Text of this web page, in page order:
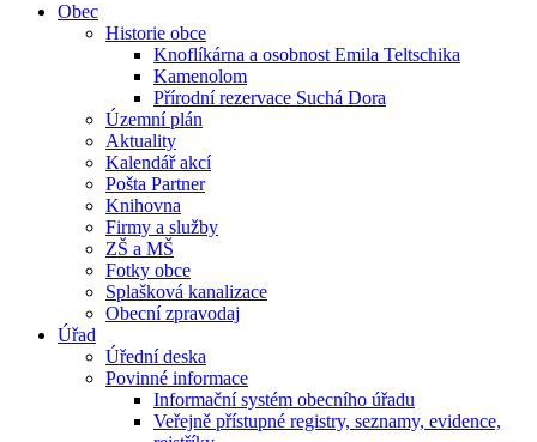
Obec
Historie obce
Knoflíkárna a osobnost Emila Teltschika
Kamenolom
Přírodní rezervace Suchá Dora
Územní plán
Aktuality
Kalendář akcí
Pošta Partner
Knihovna
Firmy a služby
ZŠ a MŠ
Fotky obce
Splašková kanalizace
Obecní zpravodaj
Úřad
Úřední deska
Povinné informace
Informační systém obecního úřadu
Veřejně přístupné registry, seznamy, evidence,